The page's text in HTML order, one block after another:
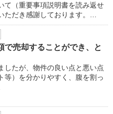
て（重要事項説明書を読み返せ
ただき感謝しております。…
で売却することができ、と
したが、物件の良い点と悪い点
等）を分かりやすく、腹を割っ